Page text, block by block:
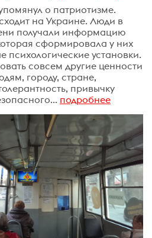
о патриотизме.
на Украине. Люди в
получали информацию
сформировала у них
психологические установки.
совсем другие ценности
городу, стране,
привычку
подробнее